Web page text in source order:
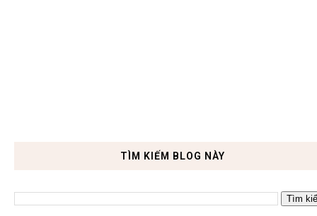
TÌM KIẾM BLOG NÀY